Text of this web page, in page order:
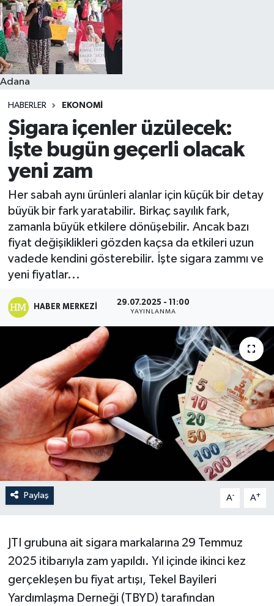
Adana
HABERLER EKONOMI
Sigara içenler üzülecek:
İşte bugün geçerli olacak
yeni zam
Her sabah aynı ürünleri alanlar için küçük bir detay
büyük bir fark yaratabilir. Birkaç sayılık fark,
zamanla büyük etkilere dönüşebilir. Ancak bazı
fiyat değişiklikleri gözden kaçsa da etkileri uzun
vadede kendini gösterebilir. İşte sigara zammı ve
yeni fiyatlar...
HABER MERKEZI 29.07.2025 - 11:00
YAYINLANMA
Paylaş A- A+
JTI grubuna ait sigara markalarına 29 Temmuz
2025 itibarıyla zam yapıldı. Yıl içinde ikinci kez
gerçekleşen bu fiyat artışı, Tekel Bayileri
Yardımlaşma Derneği (TBYD) tarafından
Resmi İlanlar